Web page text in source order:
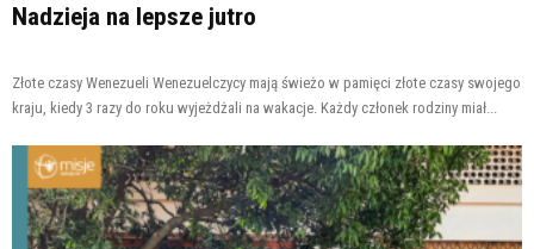
Nadzieja na lepsze jutro
Złote czasy Wenezueli Wenezuelczycy mają świeżo w pamięci złote czasy swojego
kraju, kiedy 3 razy do roku wyjeżdżali na wakacje. Każdy członek rodziny miał...